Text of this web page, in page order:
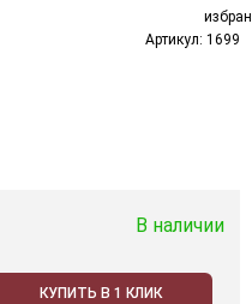
Артикул: 1699
В наличии
КУПИТЬ В 1 КЛИК